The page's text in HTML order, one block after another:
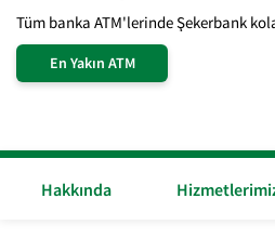
Tüm banka ATM'lerinde
En Yakın ATM
Hakkında